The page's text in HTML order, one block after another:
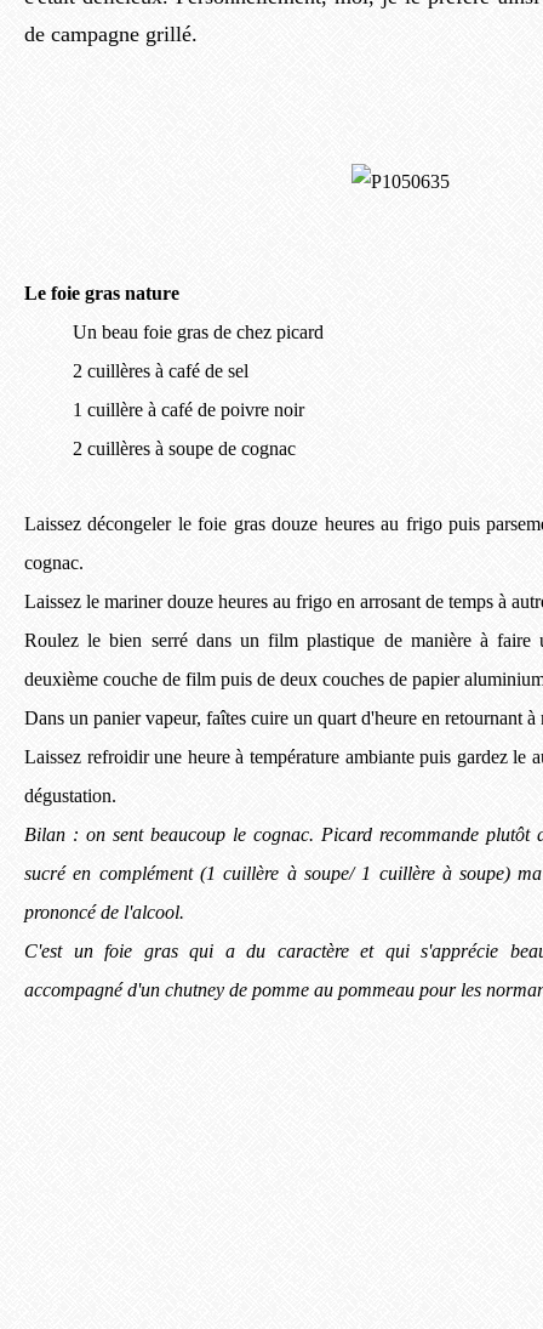
de campagne grillé.
Le foie gras nature
Un beau foie gras de chez picard
2 cuillères à café de sel
1 cuillère à café de poivre noir
2 cuillères à soupe de cognac
Laissez décongeler le foie gras douze heures au frigo puis
cognac.
Laissez le mariner douze heures au frigo en arrosant de temps à
Roulez le bien serré dans un film plastique de manière à faire
deuxième couche de film puis de deux couches de papier
Dans un panier vapeur, faîtes cuire un quart d'heure en retournant à
Laissez refroidir une heure à température ambiante puis gardez le
dégustation.
Bilan : on sent beaucoup le cognac. Picard recommande plutôt
sucré en complément (1 cuillère à soupe/ 1 cuillère à soupe)
prononcé de l'alcool.
C'est un foie gras qui a du caractère et qui s'apprécie
accompagné d'un chutney de pomme au pommeau pour les